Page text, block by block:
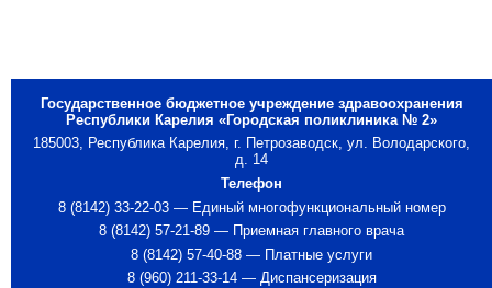
Государственное бюджетное учреждение здравоохранения
Республики Карелия «Городская поликлиника № 2»
185003, Республика Карелия, г. Петрозаводск, ул. Володарского,
д. 14
Телефон
8 (8142) 33-22-03 — Единый многофункциональный номер
8 (8142) 57-21-89 — Приемная главного врача
8 (8142) 57-40-88 — Платные услуги
8 (960) 211-33-14 — Диспансеризация